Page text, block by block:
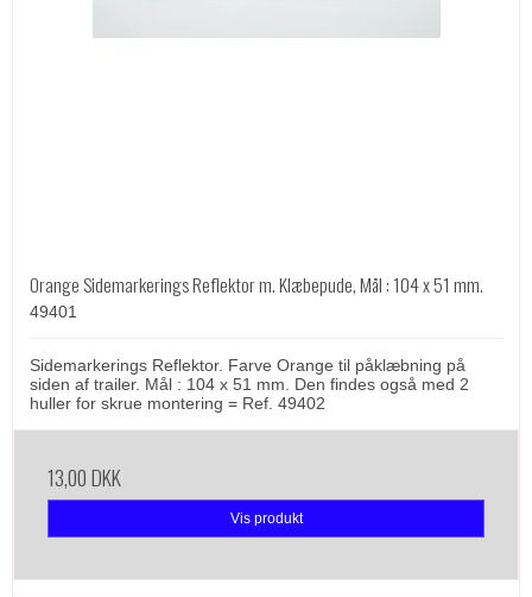
Orange Sidemarkerings Reflektor m. Klæbepude, Mål : 104 x 51 mm.
49401
Sidemarkerings Reflektor. Farve Orange til påklæbning på
siden af trailer. Mål : 104 x 51 mm. Den findes også med 2
huller for skrue montering = Ref. 49402
13,00 DKK
Vis produkt